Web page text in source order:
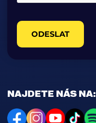
NAJDETE NÁS NA:
ODESLAT